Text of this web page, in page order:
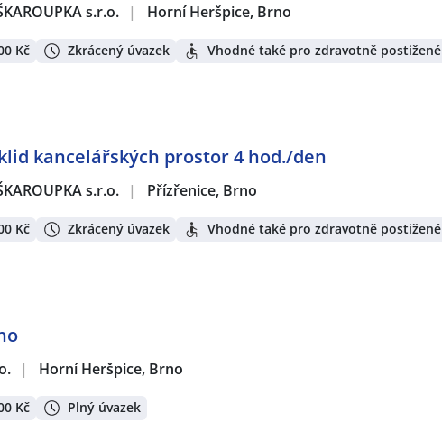
s.r.o. | Horní Heršpice, Brno
Kč Zkrácený úvazek Vhodné také pro zdravotně postižené
kancelářských prostor 4 hod./den
s.r.o. | Přízřenice, Brno
Kč Zkrácený úvazek Vhodné také pro zdravotně postižené
| Horní Heršpice, Brno
Kč Plný úvazek